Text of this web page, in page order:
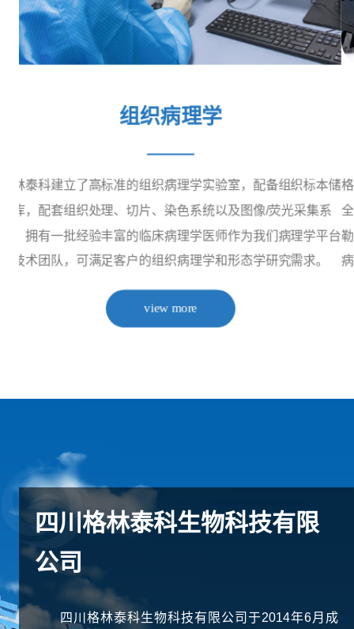
临床检验
格林泰科建立了高标准的临床检验实验室，配备血液分析仪
全自动血生化仪、全自动凝血分析仪、尿液分析仪、彩色多
勒超声诊断仪等设施设备和组织样本储存库，经验丰富的临
病理学家提供提供多种动物临床样本检测分析服务。
view more
四川格林泰科生物科技有限
公司
四川格林泰科生物科技有限公司于2014年6月成